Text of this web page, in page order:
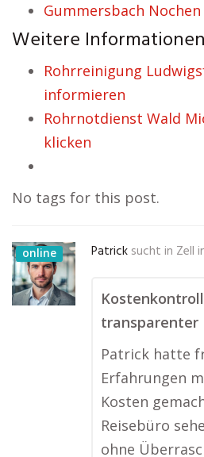
Gummersbach Nochen
Weitere Informationen
Rohrreinigung
informieren
Rohrnotdienst Wald
klicken
No tags for this post.
online Patrick sucht in Zell
transparenter
Patrick hatte
Erfahrungen
Kosten
Reisebüro
ohne